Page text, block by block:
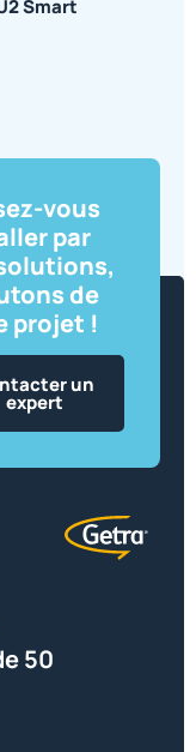
Smart
vous
par
de
projet !
un
expert
50